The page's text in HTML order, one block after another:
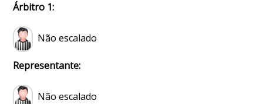
Árbitro 1:
Não escalado
Representante:
Não escalado